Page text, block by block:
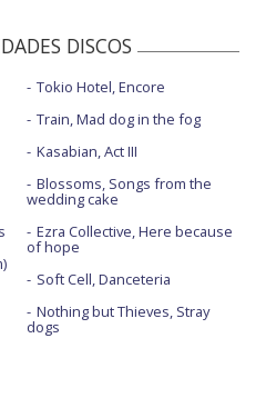
DISCOS
Tokio Hotel, Encore
Train, Mad dog in the fog
Kasabian, Act III
Blossoms, Songs from the
wedding cake
Ezra Collective, Here because
of hope
Soft Cell, Danceteria
Nothing but Thieves, Stray
dogs